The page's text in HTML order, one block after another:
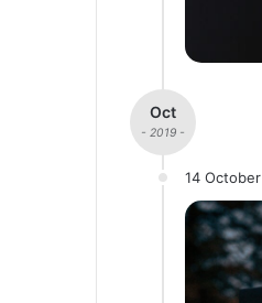
Oct
- 2019 -
14 October